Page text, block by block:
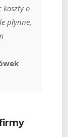
koszty o
płynne,